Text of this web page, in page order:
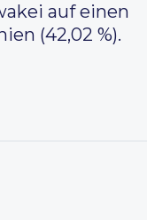
auf einen
(42,02 %).